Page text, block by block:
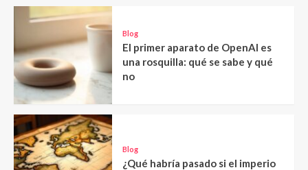
Blog
El primer aparato de OpenAI es
una rosquilla: qué se sabe y qué
no
Blog
¿Qué habría pasado si el imperio